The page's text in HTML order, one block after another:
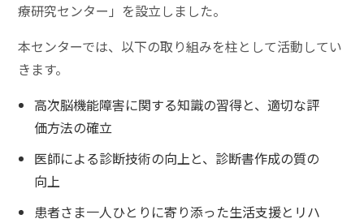
療研究センター」を設立しました。
本センターでは、以下の取り組みを柱として活動してい
きます。
高次脳機能障害に関する知識の習得と、適切な評
価方法の確立
医師による診断技術の向上と、診断書作成の質の
向上
患者さま一人ひとりに寄り添った生活支援とリハ